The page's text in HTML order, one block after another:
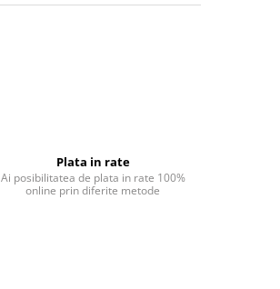
Plata in rate
Ai posibilitatea de plata in rate 100%
online prin diferite metode